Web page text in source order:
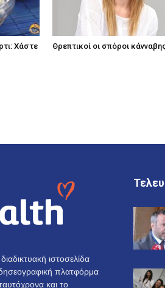
Χάστε
Θρεπτικοί οι σπόροι
ιστοσελίδα
πλατφόρμα
και το